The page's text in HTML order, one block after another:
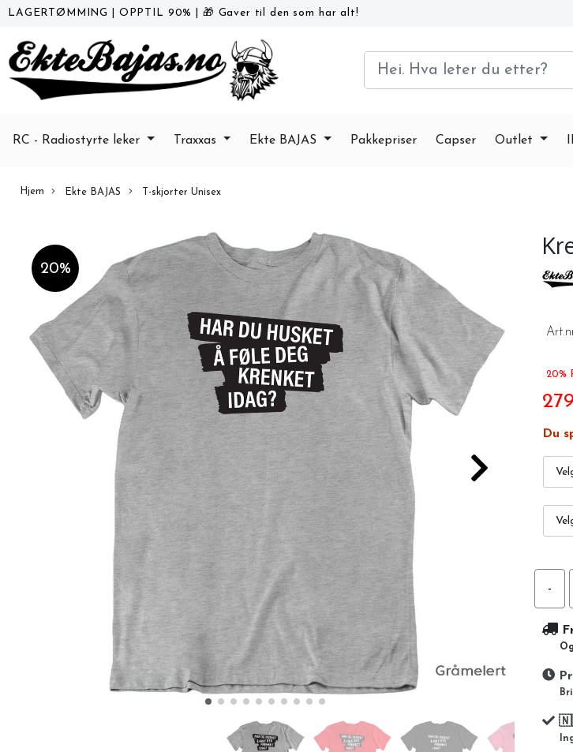
LAGERTØMMING OPPTIL 90% 🎁 Gaver til den som har alt!
RC - Radiostyrte leker Traxxas Ekte BAJAS Pakkepriser Capser Outlet
Hjem Ekte BAJAS T-skjorter Unisex
20%
20%
Du